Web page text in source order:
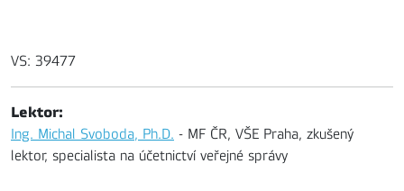
VS: 39477
Lektor:
Ing. Michal Svoboda, Ph.D. - MF ČR, VŠE Praha, zkušený
lektor, specialista na účetnictví veřejné správy